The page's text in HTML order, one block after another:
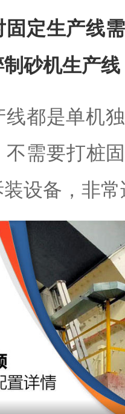
定生产线
砂机生产线
都是单机
需要打桩
设备，非常